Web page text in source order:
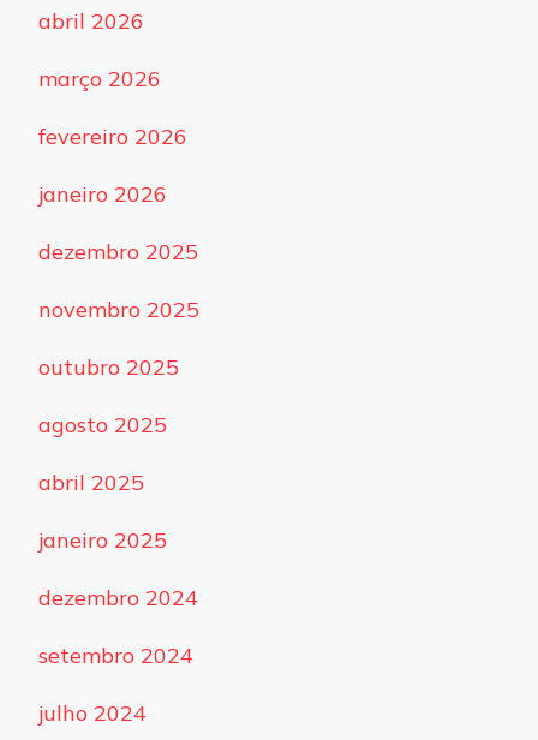
abril 2026
março 2026
fevereiro 2026
janeiro 2026
dezembro 2025
novembro 2025
outubro 2025
agosto 2025
abril 2025
janeiro 2025
dezembro 2024
setembro 2024
julho 2024